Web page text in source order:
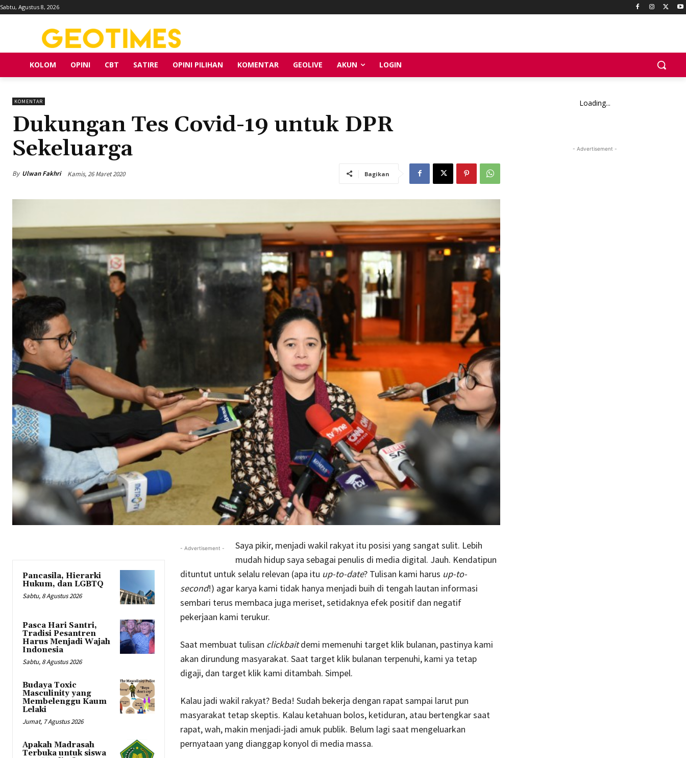
Sabtu, Agustus 8, 2026
KOLOM OPINI CBT SATIRE OPINI PILIHAN KOMENTAR GEOLIVE AKUN LOGIN
KOMENTAR
Dukungan Tes Covid-19 untuk DPR
Sekeluarga
By Ulwan Fakhri Kamis, 26 Maret 2020 Bagikan
Pancasila, Hierarki
Hukum, dan LGBTQ
Sabtu, 8 Agustus 2026
Pasca Hari Santri,
Tradisi Pesantren
Harus Menjadi Wajah
Indonesia
Sabtu, 8 Agustus 2026
Budaya Toxic
Masculinity yang
Membelenggu Kaum
Lelaki
Jumat, 7 Agustus 2026
Apakah Madrasah
Terbuka untuk siswa
- Advertisement -
Saya pikir, menjadi wakil rakyat itu posisi yang sangat sulit. Lebih
mudah hidup saya sebagai penulis di media digital. Jauh. Kendatipun
dituntut untuk selalu relevan (apa itu up-to-date? Tulisan kami harus up-to-
second!) agar karya kami tidak hanya menjadi buih di tengah lautan informasi
sembari terus membaca juga meriset, setidaknya efek positif dan negatif
pekerjaan kami terukur.
Saat membuat tulisan clickbaitdemi memenuhi target klik bulanan, pastinya kami
akan dirundung masyarakat. Saat target klik bulanan terpenuhi, kami ya tetap
digaji, dan target klik kami ditambah. Simpel.
Kalau jadi wakil rakyat? Beda! Sudah bekerja dengan rapat sampai larut pun
masyarakat tetap skeptis. Kalau ketahuan bolos, ketiduran, atau bertengkar saat
rapat, wah, makin menjadi-jadi amuk publik. Belum lagi saat mengeluarkan
pernyataan yang dianggap konyol di media massa.
Loading...
- Advertisement -